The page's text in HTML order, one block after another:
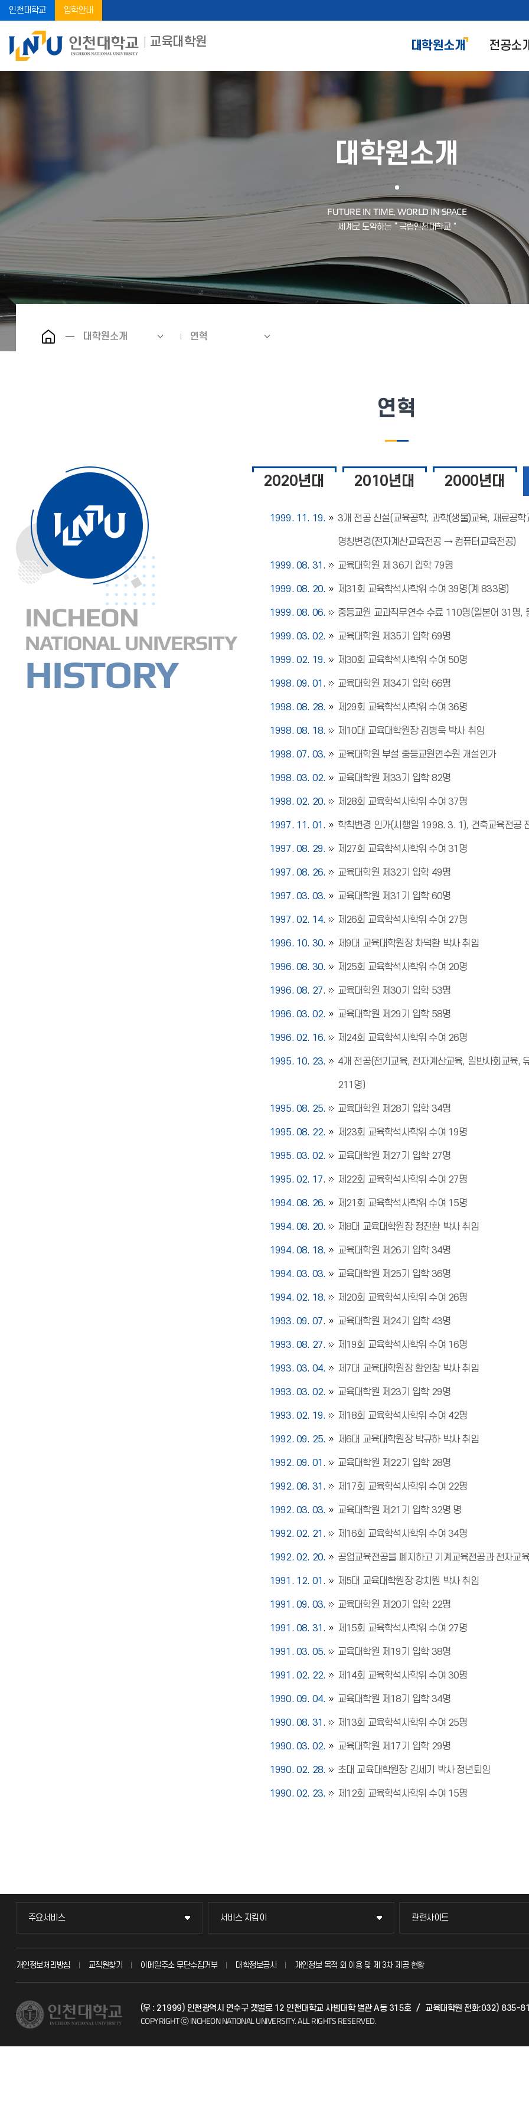
인천대학교 입학안내
교육대학원 대학원소개 전공소
대학원소개
대학원소개 연혁
연혁
INCHEON
NATIONAL UNIVERSITY
HISTORY
2020년대 2010년대 2000년대
1999. 11. 19. 3개 전공 신설(교육공학, 과학(생물)교육, 재료공
명칭변경(전자계산교육전공 → 컴퓨터교육전공)
1999. 08. 31. 교육대학원 제 36기 입학 79명
1999. 08. 20. 제31회 교육학석사학위 수여 39명(계 833명)
1999. 08. 06. 중등교원 교과직무연수 수료 110명(일본어 31명,
1999. 03. 02. 교육대학원 제35기 입학 69명
1999. 02. 19. 제30회 교육학석사학위 수여 50명
1998. 09. 01. 교육대학원 제34기 입학 66명
1998. 08. 28. 제29회 교육학석사학위 수여 36명
1998. 08. 18. 제10대 교육대학원장 김병욱 박사 취임
1998. 07. 03. 교육대학원 부설 중등교원연수원 개설인가
1998. 03. 02. 교육대학원 제33기 입학 82명
1998. 02. 20. 제28회 교육학석사학위 수여 37명
1997. 11. 01. 학칙변경 인가(시행일 1998. 3. 1), 건축교육전공
1997. 08. 29. 제27회 교육학석사학위 수여 31명
1997. 08. 26. 교육대학원 제32기 입학 49명
1997. 03. 03. 교육대학원 제31기 입학 60명
1997. 02. 14. 제26회 교육학석사학위 수여 27명
1996. 10. 30. 제9대 교육대학원장 차덕환 박사 취임
1996. 08. 30. 제25회 교육학석사학위 수여 20명
1996. 08. 27. 교육대학원 제30기 입학 53명
1996. 03. 02. 교육대학원 제29기 입학 58명
1996. 02. 16. 제24회 교육학석사학위 수여 26명
1995. 10. 23. 4개 전공(전기교육, 전자계산교육, 일반사회교육,
211명)
1995. 08. 25. 교육대학원 제28기 입학 34명
1995. 08. 22. 제23회 교육학석사학위 수여 19명
1995. 03. 02. 교육대학원 제27기 입학 27명
1995. 02. 17. 제22회 교육학석사학위 수여 27명
1994. 08. 26. 제21회 교육학석사학위 수여 15명
1994. 08. 20. 제8대 교육대학원장 정진환 박사 취임
1994. 08. 18. 교육대학원 제26기 입학 34명
1994. 03. 03. 교육대학원 제25기 입학 36명
1994. 02. 18. 제20회 교육학석사학위 수여 26명
1993. 09. 07. 교육대학원 제24기 입학 43명
1993. 08. 27. 제19회 교육학석사학위 수여 16명
1993. 03. 04. 제7대 교육대학원장 황인창 박사 취임
1993. 03. 02. 교육대학원 제23기 입학 29명
1993. 02. 19. 제18회 교육학석사학위 수여 42명
1992. 09. 25. 제6대 교육대학원장 박규하 박사 취임
1992. 09. 01. 교육대학원 제22기 입학 28명
1992. 08. 31. 제17회 교육학석사학위 수여 22명
1992. 03. 03. 교육대학원 제21기 입학 32명 명
1992. 02. 21. 제16회 교육학석사학위 수여 34명
1992. 02. 20. 공업교육전공을 폐지하고 기계교육전공과 전자교
1991. 12. 01. 제5대 교육대학원장 강치원 박사 취임
1991. 09. 03. 교육대학원 제20기 입학 22명
1991. 08. 31. 제15회 교육학석사학위 수여 27명
1991. 03. 05. 교육대학원 제19기 입학 38명
1991. 02. 22. 제14회 교육학석사학위 수여 30명
1990. 09. 04. 교육대학원 제18기 입학 34명
1990. 08. 31. 제13회 교육학석사학위 수여 25명
1990. 03. 02. 교육대학원 제17기 입학 29명
1990. 02. 28. 초대 교육대학원장 김세기 박사 정년퇴임
1990. 02. 23. 제12회 교육학석사학위 수여 15명
주요서비스
주요서비스
교무회의방송
시설예약
서비스 지킴이
서비스 지킴이
묻고 답하기
자주 묻는 질문(FAQ)
관련사이트
관련사이트
국방헬프콜
산학협력단
개인정보처리방침 교직원찾기 이메일주소 무단수집거부 대학정보공시 개인정보 목적 외 이용 및 제 3차 제공 현황
(우 : 21999) 인천광역시 연수구 갯벌로 12 인천대학교 사범대학 별관 A동 315호 / 교육대학원 전화:032) 835-
COPYRIGHT ⓒ INCHEON NATIONAL UNIVERSITY.ALL RIGHTS RESERVED.